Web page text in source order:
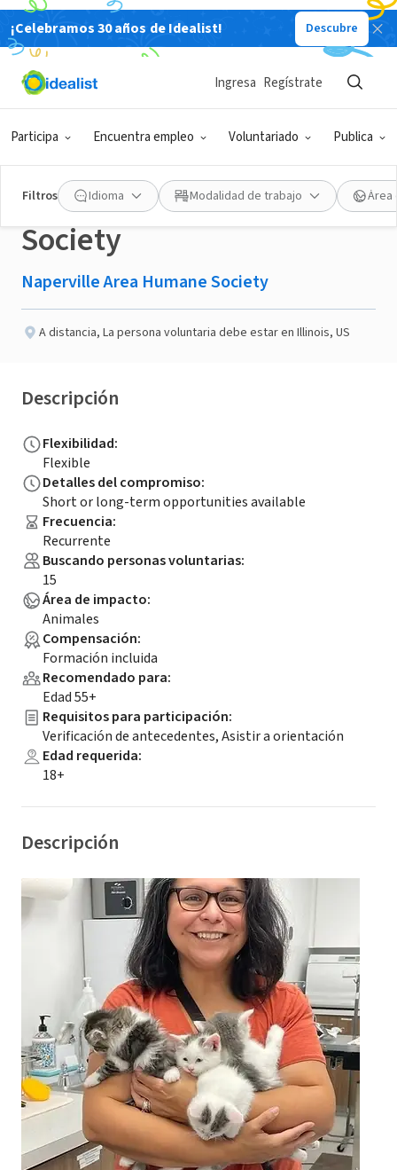
¡Celebramos 30 años de Idealist! Descubre
Participa Encuentra empleo Voluntariado Publica
Ingresa Regístrate
Filtros Idioma Modalidad de trabajo Área
ORGANIZACIÓN SIN FIN DE LUCRO
Publicado hace 3 meses
Fosters needed for
Naperville Area Humane
Society
Naperville Area Humane Society
A distancia, La persona voluntaria debe estar en Illinois, US
Descripción
Flexibilidad:
Flexible
Detalles del compromiso:
Short or long-term opportunities available
Frecuencia:
Recurrente
Buscando personas voluntarias:
15
Área de impacto:
Animales
Compensación:
Formación incluida
Recomendado para:
Edad 55+
Requisitos para participación:
Verificación de antecedentes, Asistir a orientación
Edad requerida:
18+
Descripción